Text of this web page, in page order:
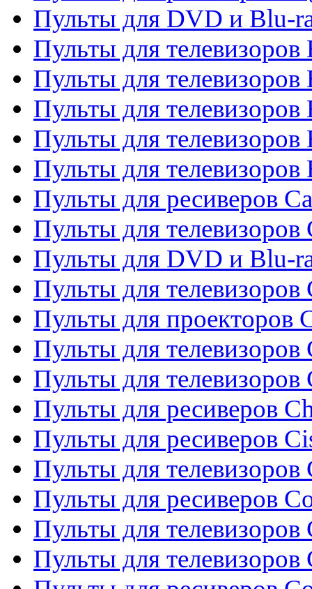
Пульты для DVD и Blu-
Пульты для телевизоров
Пульты для телевизоров
Пульты для телевизоров
Пульты для телевизоров
Пульты для телевизоров
Пульты для ресиверов
Пульты для телевизоров
Пульты для DVD и Blu-
Пульты для телевизоров
Пульты для проекторов
Пульты для телевизоров
Пульты для телевизоров
Пульты для ресиверов
Пульты для ресиверов
Пульты для телевизоров
Пульты для ресиверов
Пульты для телевизоров
Пульты для телевизоров